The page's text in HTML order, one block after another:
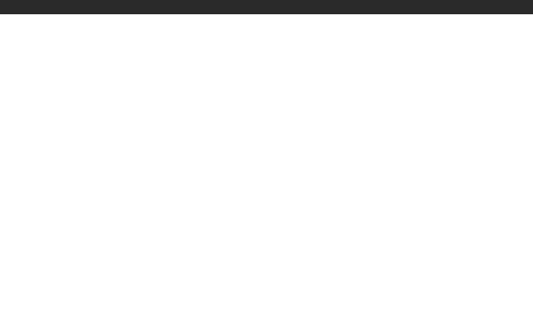
このコンテンツは掲載が終了しました | LINE占い